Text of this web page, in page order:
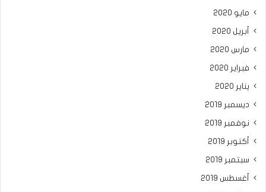
مايو 2020
أبريل 2020
مارس 2020
فبراير 2020
يناير 2020
ديسمبر 2019
نوفمبر 2019
أكتوبر 2019
سبتمبر 2019
أغسطس 2019